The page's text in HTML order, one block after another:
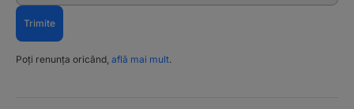
Trimite
Poți renunța oricând, află mai mult.